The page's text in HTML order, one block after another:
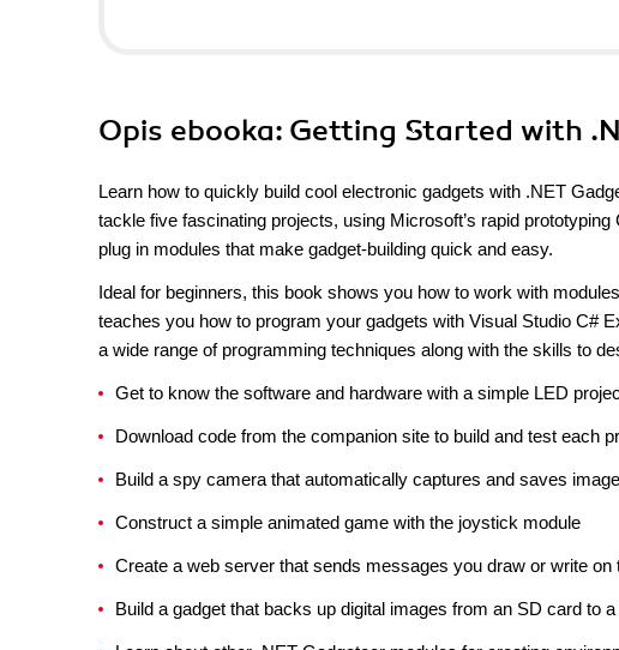
Opis ebooka: Getting Started with
Learn how to quickly build cool electronic gadgets with .NET
tackle five fascinating projects, using Microsoft’s rapid
plug in modules that make gadget-building quick and easy.
Ideal for beginners, this book shows you how to work with
teaches you how to program your gadgets with Visual Studio C#
a wide range of programming techniques along with the skills to
Get to know the software and hardware with a simple LED
Download code from the companion site to build and test each
Build a spy camera that automatically captures and saves
Construct a simple animated game with the joystick module
Create a web server that sends messages you draw or write on
Build a gadget that backs up digital images from an SD card to